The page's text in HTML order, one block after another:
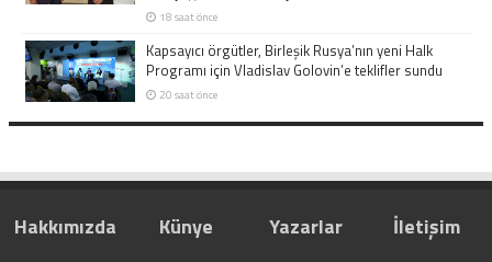
18 saat önce
Kapsayıcı örgütler, Birleşik Rusya’nın yeni Halk
Programı için Vladislav Golovin’e teklifler sundu
20 saat önce
Hakkımızda Künye Yazarlar İletişim